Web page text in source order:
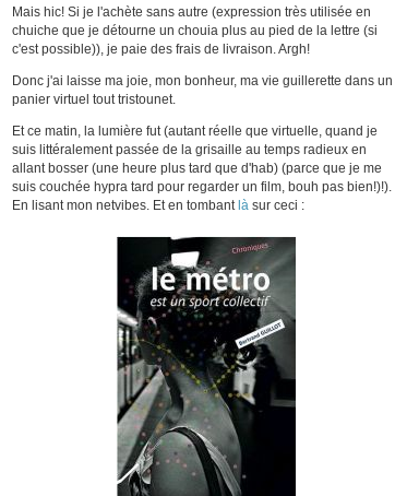
Mais hic! Si je l'achète sans autre (expression très utilisée en
chuiche que je détourne un chouia plus au pied de la lettre (si
c'est possible)), je paie des frais de livraison. Argh!
Donc j'ai laisse ma joie, mon bonheur, ma vie guillerette dans un
panier virtuel tout tristounet.
Et ce matin, la lumière fut (autant réelle que virtuelle, quand je
suis littéralement passée de la grisaille au temps radieux en
allant bosser (une heure plus tard que d'hab) (parce que je me
suis couchée hypra tard pour regarder un film, bouh pas bien!)!).
En lisant mon netvibes. Et en tombant là sur ceci :